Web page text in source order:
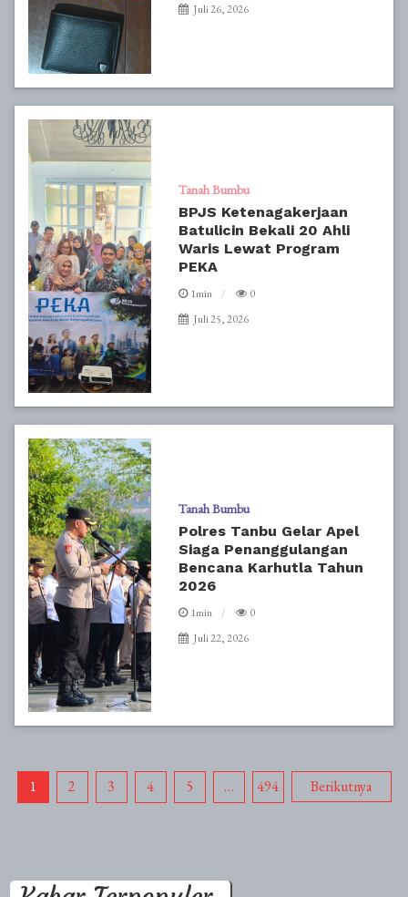
Juli 26, 2026
Tanah Bumbu
BPJS Ketenagakerjaan
Batulicin Bekali 20 Ahli
Waris Lewat Program
PEKA
1min
0
Juli 25, 2026
Tanah Bumbu
Polres Tanbu Gelar Apel
Siaga Penanggulangan
Bencana Karhutla Tahun
2026
1min
0
Juli 22, 2026
Paginasi
1 2 3 4 5 … 494 Berikutnya